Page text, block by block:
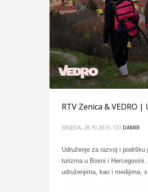
RTV Zenica & VEDRO
SRIJEDA, 28.10.2015. OD DAMIR
Udruženje za razvoj i
turizma u Bosni i
udruženjima, kao i medijima,